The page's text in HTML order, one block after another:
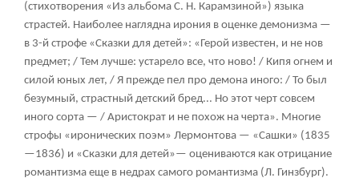
(стихотворения «Из альбома С. Н. Карамзиной») языка
страстей. Наиболее наглядна ирония в оценке демонизма —
в 3-й строфе «Сказки для детей»: «Герой известен, и не нов
предмет; / Тем лучше: устарело все, что ново! / Кипя огнем и
силой юных лет, / Я прежде пел про демона иного: / То был
безумный, страстный детский бред... Но этот черт совсем
иного сорта — / Аристократ и не похож на черта». Многие
строфы «иронических поэм» Лермонтова — «Сашки» (1835
—1836) и «Сказки для детей»— оцениваются как отрицание
романтизма еще в недрах самого романтизма (Л. Гинзбург).